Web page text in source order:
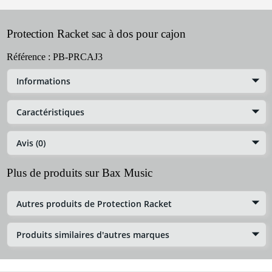
Protection Racket sac à dos pour cajon
Référence : PB-PRCAJ3
Informations
Caractéristiques
Avis (0)
Plus de produits sur Bax Music
Autres produits de Protection Racket
Produits similaires d'autres marques